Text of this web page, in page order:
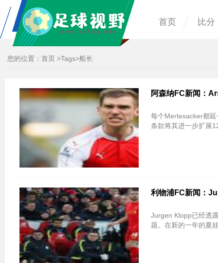
首页 比分
您的位置： 首页 >Tags>船长
阿森纳FC新闻：
每个Mertesacker都
条款将其进一步扩展
利物浦FC新闻：
Jurgen Klopp已经透
题。在新的一年的夏